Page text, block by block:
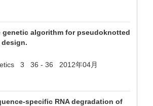
genetic algorithm for pseudoknotted
design.
3 36 - 36 2012年04月
specific RNA degradation of